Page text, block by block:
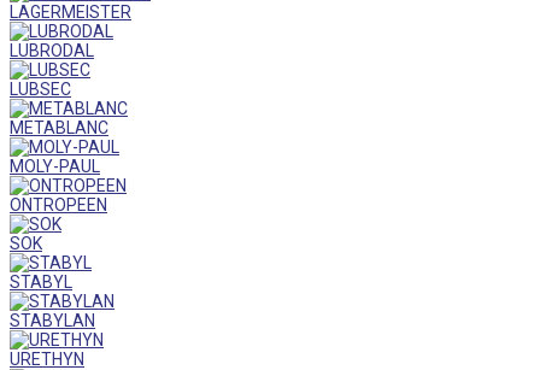
LAGERMEISTER
LUBRODAL
LUBSEC
METABLANC
MOLY-PAUL
ONTROPEEN
SOK
STABYL
STABYLAN
URETHYN